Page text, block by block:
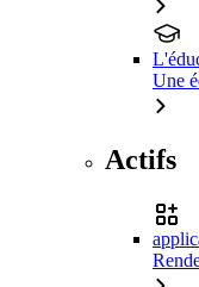
Une
Actifs